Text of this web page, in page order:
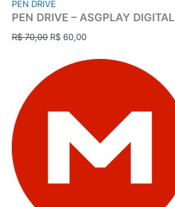
PEN DRIVE
PEN DRIVE – ASGPLAY DIGITAL
R$70,00 R$ 60,00